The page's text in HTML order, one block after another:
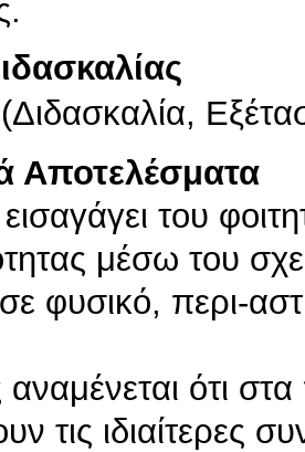
(Διδασκαλία,
Αποτελέσματα
του
μέσω του
φυσικό, περι-
αναμένεται ότι
τις ιδιαίτερες